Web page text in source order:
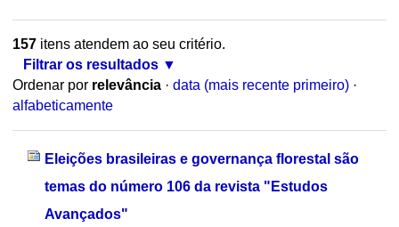
157itens atendem ao seu critério.
Filtrar os resultados
Ordenar por relevância · data (mais recente primeiro) ·
alfabeticamente
Eleições brasileiras e governança florestal são
temas do número 106 da revista "Estudos
Avançados"